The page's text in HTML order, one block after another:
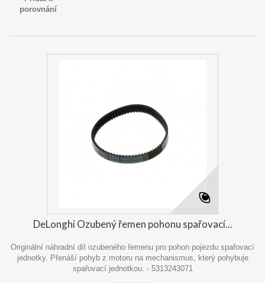
porovnání
DeLonghi Ozubený řemen pohonu spařovací...
Originální náhradní díl ozubeného řemenu pro pohon pojezdu spařovací
jednotky. Přenáší pohyb z motoru na mechanismus, který pohybuje
spařovací jednotkou. - 5313243071